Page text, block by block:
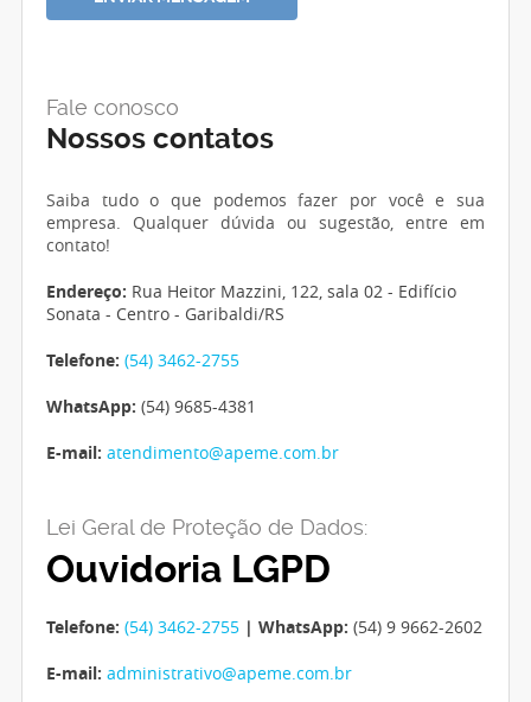
Fale conosco
Nossos contatos
Saiba tudo o que podemos fazer por você e sua
empresa. Qualquer dúvida ou sugestão, entre em
contato!
Endereço: Rua Heitor Mazzini, 122, sala 02 - Edifício
Sonata - Centro - Garibaldi/RS
Telefone: (54) 3462-2755
WhatsApp: (54) 9685-4381
E-mail: atendimento@apeme.com.br
Lei Geral de Proteção de Dados:
Ouvidoria LGPD
Telefone: (54) 3462-2755 | WhatsApp: (54) 9 9662-2602
E-mail: administrativo@apeme.com.br